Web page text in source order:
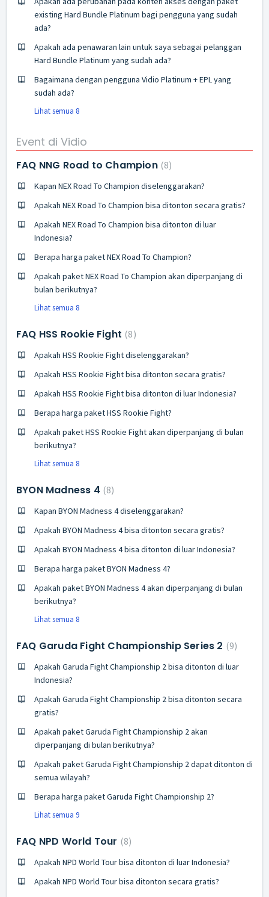
existing Hard Bundle Platinum bagi pengguna yang sudah
ada?
Apakah ada penawaran lain untuk saya sebagai pelanggan
Hard Bundle Platinum yang sudah ada?
Bagaimana dengan pengguna Vidio Platinum + EPL yang
sudah ada?
Lihat semua 8
Event di Vidio
FAQ NNG Road to Champion 8
Kapan NEX Road To Champion diselenggarakan?
Apakah NEX Road To Champion bisa ditonton secara gratis?
Apakah NEX Road To Champion bisa ditonton di luar
Indonesia?
Berapa harga paket NEX Road To Champion?
Apakah paket NEX Road To Champion akan diperpanjang di
bulan berikutnya?
Lihat semua 8
FAQ HSS Rookie Fight 8
Apakah HSS Rookie Fight diselenggarakan?
Apakah HSS Rookie Fight bisa ditonton secara gratis?
Apakah HSS Rookie Fight bisa ditonton di luar Indonesia?
Berapa harga paket HSS Rookie Fight?
Apakah paket HSS Rookie Fight akan diperpanjang di bulan
berikutnya?
Lihat semua 8
BYON Madness 4 8
Kapan BYON Madness 4 diselenggarakan?
Apakah BYON Madness 4 bisa ditonton secara gratis?
Apakah BYON Madness 4 bisa ditonton di luar Indonesia?
Berapa harga paket BYON Madness 4?
Apakah paket BYON Madness 4 akan diperpanjang di bulan
berikutnya?
Lihat semua 8
FAQ Garuda Fight Championship Series 2 9
Apakah Garuda Fight Championship 2 bisa ditonton di luar
Indonesia?
Apakah Garuda Fight Championship 2 bisa ditonton secara
gratis?
Apakah paket Garuda Fight Championship 2 akan
diperpanjang di bulan berikutnya?
Apakah paket Garuda Fight Championship 2 dapat ditonton di
semua wilayah?
Berapa harga paket Garuda Fight Championship 2?
Lihat semua 9
FAQ NPD World Tour 8
Apakah NPD World Tour bisa ditonton di luar Indonesia?
Apakah NPD World Tour bisa ditonton secara gratis?